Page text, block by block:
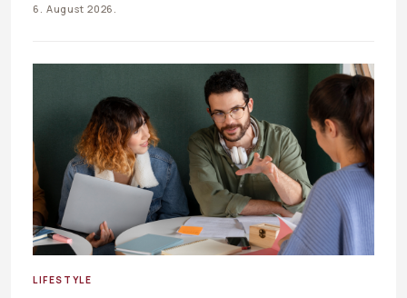
6. August 2026.
LIFESTYLE